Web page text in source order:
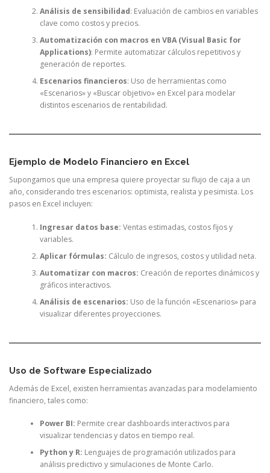
Análisis de sensibilidad: Evaluación de cambios en variables
clave como costos y precios.
Automatización con macros en VBA (Visual Basic for
Applications): Permite automatizar cálculos repetitivos y
generación de reportes.
Escenarios financieros: Uso de herramientas como
«Escenarios» y «Buscar objetivo» en Excel para modelar
distintos escenarios de rentabilidad.
Ejemplo de Modelo Financiero en Excel
Supongamos que una empresa quiere proyectar su flujo de caja a un
año, considerando tres escenarios: optimista, realista y pesimista. Los
pasos en Excel incluyen:
Ingresar datos base: Ventas estimadas, costos fijos y
variables.
Aplicar fórmulas: Cálculo de ingresos, costos y utilidad neta.
Automatizar con macros: Creación de reportes dinámicos y
gráficos interactivos.
Análisis de escenarios: Uso de la función «Escenarios» para
visualizar diferentes proyecciones.
Uso de Software Especializado
Además de Excel, existen herramientas avanzadas para modelamiento
financiero, tales como:
Power BI: Permite crear dashboards interactivos para
visualizar tendencias y datos en tiempo real.
Python y R: Lenguajes de programación utilizados para
análisis predictivo y simulaciones de Monte Carlo.